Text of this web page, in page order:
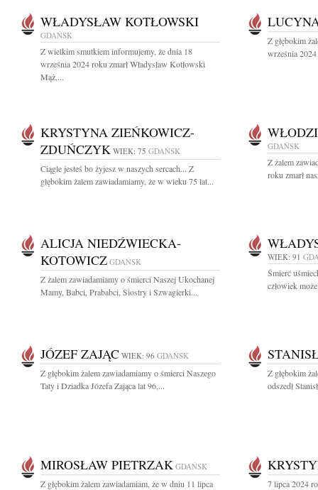
WŁADYSŁAW KOTŁOWSKI
GDAŃSK
Z wielkim smutkiem informujemy, że dnia 18
września 2024 roku zmarł Władysław Kotłowski
Mąż,...
Z głębokim
września 2024
KRYSTYNA ZIEŃKOWICZ-
ZDUŃCZYK WIEK: 75 GDAŃSK
Ciągle jesteś bo żyjesz w naszych sercach... Z
głębokim żalem zawiadamiamy, że w wieku 75 lat...
GDAŃSK
Z żalem
roku zmarł
ALICJA NIEDŹWIECKA-
KOTOWICZ GDAŃSK
Z żalem zawiadamiamy o śmierci Naszej Ukochanej
Mamy, Babci, Prababci, Siostry i Szwagierki...
WIEK: 91
Śmierć
człowiek
JÓZEF ZAJĄC WIEK: 96 GDAŃSK
Z głębokim żalem zawiadamiamy o śmierci Naszego
Taty i Dziadka Józefa Zająca lat 96,...
Z głębokim
odszedł
MIROSŁAW PIETRZAK GDAŃSK
Z głębokim żalem zawiadamiam, że w dniu 11 lipca
7 lipca 2024